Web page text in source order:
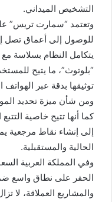
التشخيص الميداني.
وتعتمد “سمارت تريس”
“بلوتوث”، ما يتيح
توثيقها بدقة عبر الهواتف
ومن شأن ميزة تحديد
كما أنها تتيح خاصية
إلى إنشاء نقاط مرجعية
الحالية والمستقبلية.
وفي المملكة العربية
والمشاريع العملاقة، لا